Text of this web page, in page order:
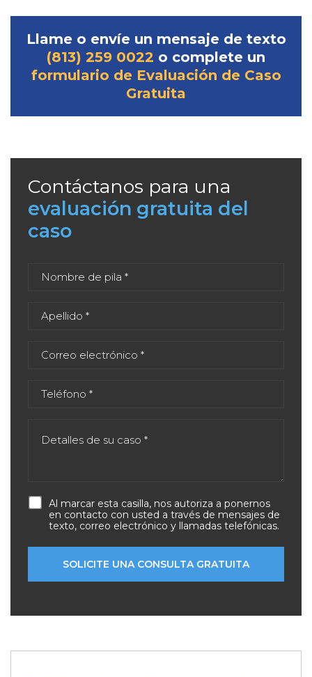
Llame o envíe un mensaje de texto
(813) 259 0022 o complete un
formulario de Evaluación de Caso
Gratuita
Contáctanos para una
evaluación gratuita del
caso
Al marcar esta casilla, nos autoriza a ponernos
en contacto con usted a través de mensajes de
texto, correo electrónico y llamadas telefónicas.